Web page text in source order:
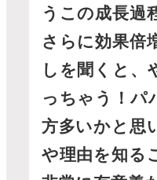
うこの成長過
さらに効果倍
しを聞くと、
っちゃう！パ
方多いかと思
や理由を知る